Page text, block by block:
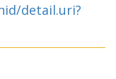
detail.uri?